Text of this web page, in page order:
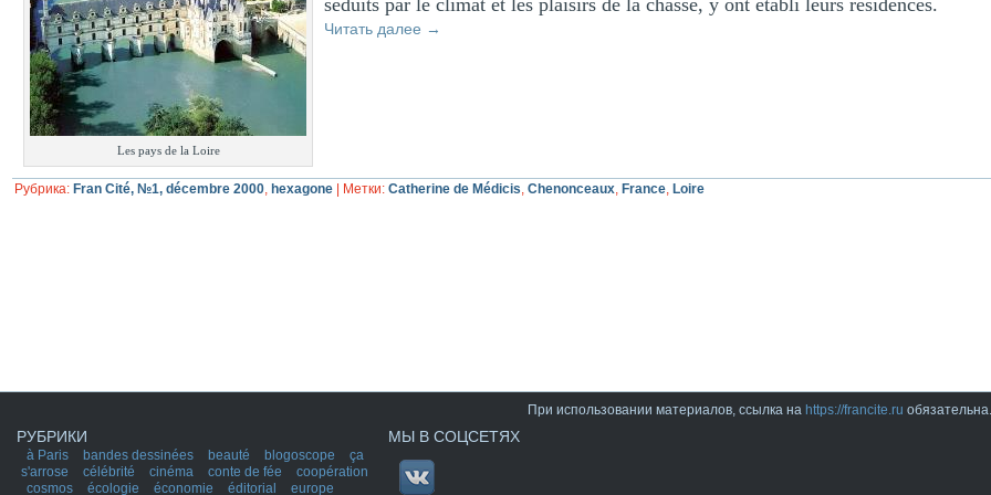
Les pays de la Loire
séduits par le climat et les plaisirs de la chasse, y ont établi leurs résidences.
Читать далее →
Рубрика: Fran Cité, №1, décembre 2000, hexagone Метки: Catherine de Médicis, Chenonceaux, France, Loire
При использовании материалов, ссылка на https://francite.ru обязательна.
РУБРИКИ
à Paris bandes dessinées beauté blogoscope
ça
s'arrose
célébrité cinéma conte de fée
coopération
cosmos
écologie économie éditorial europe
МЫ В СОЦСЕТЯХ